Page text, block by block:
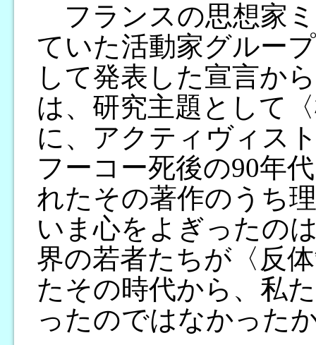
フランスの思想家
ていた活動家グルー
して発表した宣言か
は、研究主題として
に、アクティヴィス
フーコー死後の90年
れたその著作のうち
いま心をよぎったの
界の若者たちが〈反
たその時代から、私
ったのではなかった